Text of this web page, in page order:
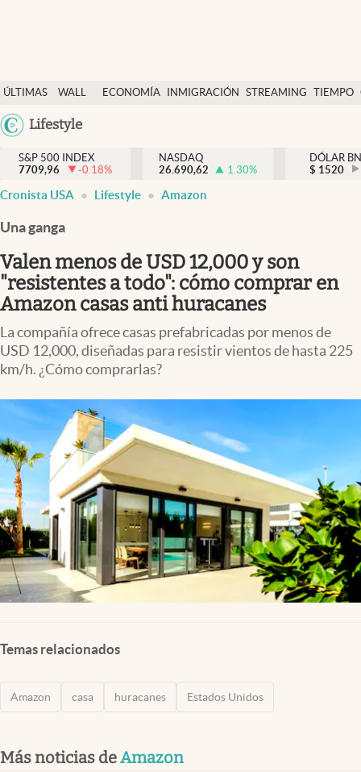
ÚLTIMAS
NOTICIAS
WALL
Y
DÓLAR
ECONOMÍA INMIGRACIÓN STREAMING TIEMPO
México
Lifestyle
Finanzas y economía
Wall Street y dólar
Inmigración
Espiritual
Streaming
PC y mobile
Lifestyle
USA
S&P 500 INDEX
7709,96
-0.18%
NASDAQ
26.690,62
1.30%
DÓLAR
$ 1520
Cronista USA Lifestyle Amazon
Una ganga
Valen menos de USD 12,000 y son
"resistentes a todo": cómo comprar en
Amazon casas anti huracanes
La compañía ofrece casas prefabricadas por menos de
USD 12,000, diseñadas para resistir vientos de hasta 225
km/h. ¿Cómo comprarlas?
Temas relacionados
Amazon casa huracanes Estados Unidos
Más noticias deAmazon